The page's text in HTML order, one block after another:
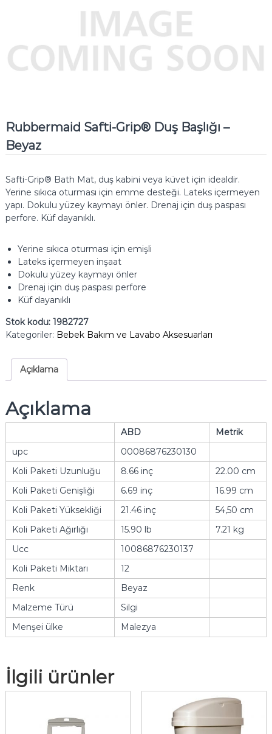
Rubbermaid Safti-Grip® Duş Başlığı –
Beyaz
Safti-Grip® Bath Mat, duş kabini veya küvet için idealdir.
Yerine sıkıca oturması için emme desteği. Lateks içermeyen
yapı. Dokulu yüzey kaymayı önler. Drenaj için duş paspası
perfore. Küf dayanıklı.
Yerine sıkıca oturması için emişli
Lateks içermeyen inşaat
Dokulu yüzey kaymayı önler
Drenaj için duş paspası perfore
Küf dayanıklı
Stok kodu: 1982727
Kategoriler: Bebek Bakım ve Lavabo Aksesuarları
Açıklama
Açıklama
ABD
Metrik
upc
00086876230130
Koli Paketi Uzunluğu
8.66 inç
22.00 cm
Koli Paketi Genişliği
6.69 inç
16.99 cm
Koli Paketi Yüksekliği
21.46 inç
54,50 cm
Koli Paketi Ağırlığı
15.90 lb
7.21 kg
Ucc
10086876230137
Koli Paketi Miktarı
12
Renk
Beyaz
Malzeme Türü
Silgi
Menşei ülke
Malezya
İlgili ürünler